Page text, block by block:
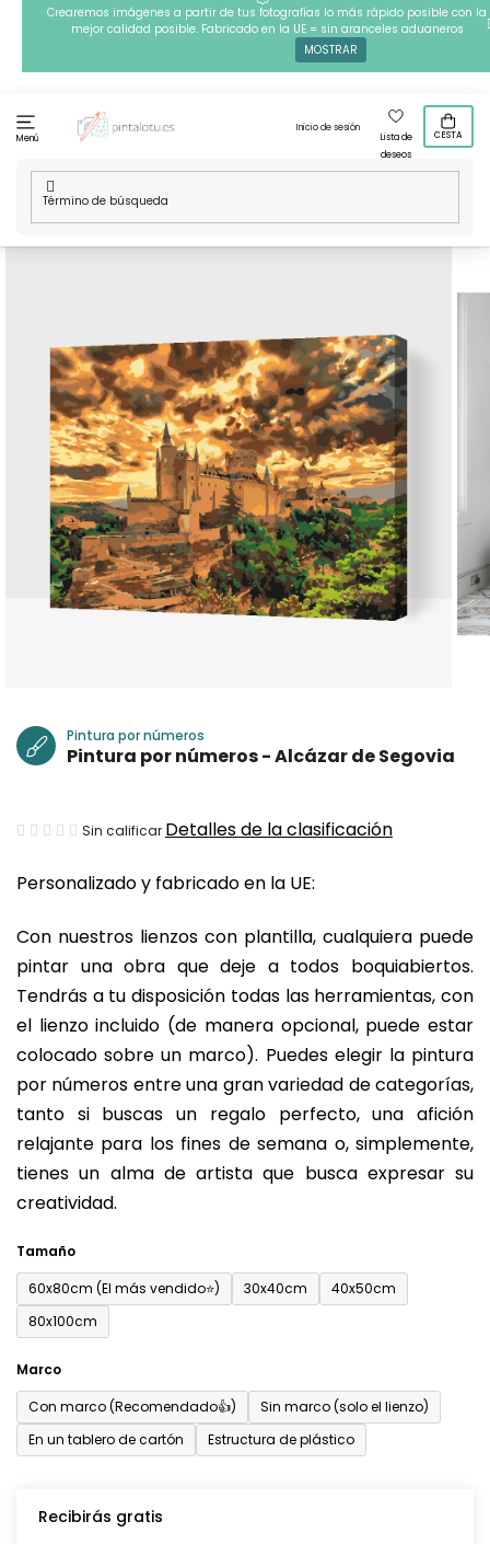
contenido
Crearemos imágenes a partir de tus fotografías lo más rápido posible con la
mejor calidad posible. Fabricado en la UE = sin aranceles aduaneros
MOSTRAR
Menú
Inicio de sesión
Lista de
deseos
CESTA
Inicio
/ Vuelta a Espana / Pintura por números - Alcázar de
Segovia
Personalizado y fabricado en la UE:
Con nuestros lienzos con plantilla, cualquiera puede
pintar una obra que deje a todos boquiabiertos.
Tendrás a tu disposición todas las herramientas, con
el lienzo incluido (de manera opcional, puede estar
colocado sobre un marco). Puedes elegir la pintura
por números entre una gran variedad de categorías,
tanto si buscas un regalo perfecto, una afición
relajante para los fines de semana o, simplemente,
tienes un alma de artista que busca expresar su
creatividad.
Tamaño
60x80cm (El más vendido⭐)
30x40cm
40x50cm
80x100cm
Marco
Con marco (Recomendado👍)
Sin marco (solo el lienzo)
En un tablero de cartón
Estructura de plástico
Recibirás gratis
Pintura por números
Pintura por números - Alcázar de Segovia
La
media
producto
es
de
0,0
sobre
5
estrellas.
Sin calificar Detalles de la clasificación